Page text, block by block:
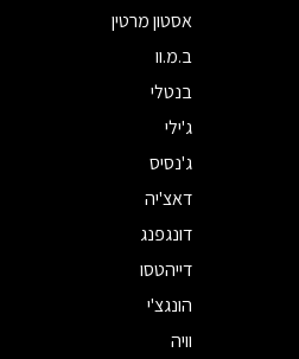
אסטון מרטין
ב.מ.וו
בנטלי
ג'ילי
ג'נסיס
דאצ'יה
דונגפנג
דייהטסו
הונגצ'י
וויה